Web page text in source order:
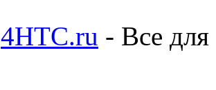
4HTC.ru - Все